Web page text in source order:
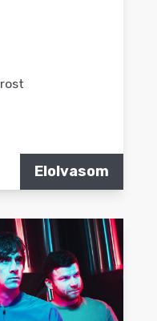
Elolvasom